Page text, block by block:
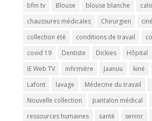
bfm tv
Blouse blouse blanche
chaussures médicales
Chirurgien
collection été
conditions de travail
covid 19
Dentiste Dickies Hôpital
IE Web TV
infirmière Jaanuu kiné
Lafont
lavage Médecine du travail
Nouvelle collection
pantalon médical
ressources humaines
santé senior